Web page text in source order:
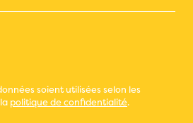
soient utilisées selon les
politique de confidentialité.